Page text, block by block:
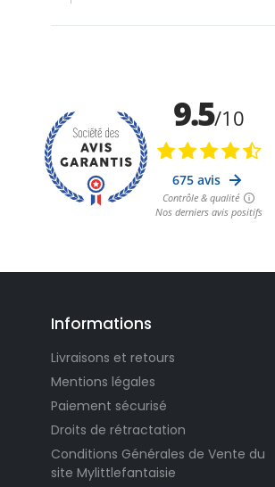
(1 avis)
Informations
Livraisons et retours
Mentions légales
Paiement sécurisé
Droits de rétractation
Conditions Générales de Vente du
site Mylittlefantaisie